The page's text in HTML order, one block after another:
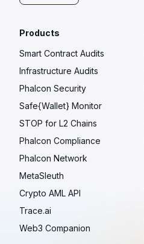
Products
Smart Contract Audits
Infrastructure Audits
Phalcon Security
Safe{Wallet} Monitor
STOP for L2 Chains
Phalcon Compliance
Phalcon Network
MetaSleuth
Crypto AML API
Trace.ai
Web3 Companion